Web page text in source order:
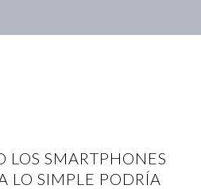
LOS SMARTPHONES
LO SIMPLE PODRÍA